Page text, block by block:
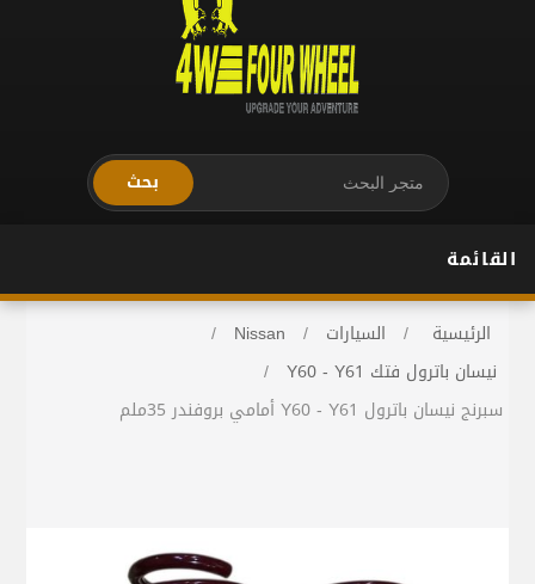
بحث
القائمة
الرئيسية / السيارات /
Nissan
/
نيسان باترول فتك Y60 - Y61
/
سبرنج نيسان باترول Y60 - Y61 أمامي بروفندر 35ملم